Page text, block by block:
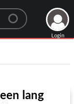
Login
lang